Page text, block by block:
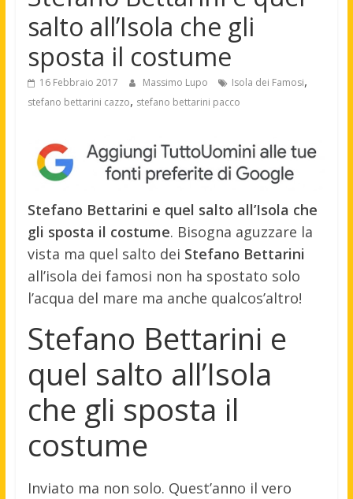
salto all’Isola che gli
sposta il costume
16 Febbraio 2017 Massimo Lupo Isola dei Famosi,
stefano bettarini cazzo, stefano bettarini pacco
Stefano Bettarini e quel salto all’Isola che
gli sposta il costume. Bisogna aguzzare la
vista ma quel salto dei Stefano Bettarini
all’isola dei famosi non ha spostato solo
l’acqua del mare ma anche qualcos’altro!
Stefano Bettarini e
quel salto all’Isola
che gli sposta il
costume
Inviato ma non solo. Quest’anno il vero